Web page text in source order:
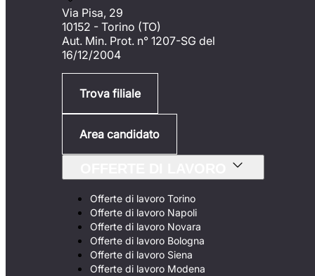
Via Pisa, 29
10152 - Torino (TO)
Aut. Min. Prot. n° 1207-SG del
16/12/2004
Trova filiale
Area candidato
Offerte di lavoro Torino
Offerte di lavoro Napoli
Offerte di lavoro Novara
Offerte di lavoro Bologna
Offerte di lavoro Siena
Offerte di lavoro Modena